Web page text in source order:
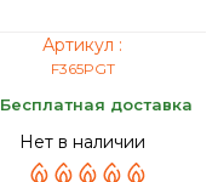
Артикул :
F365PGT
Бесплатная доставка
Нет в наличии